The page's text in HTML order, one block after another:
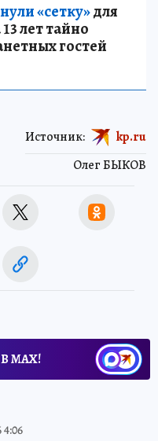
«сетку»для
лет тайно
гостей
Олег БЫКОВ
Источник: kp.ru
МАХ!